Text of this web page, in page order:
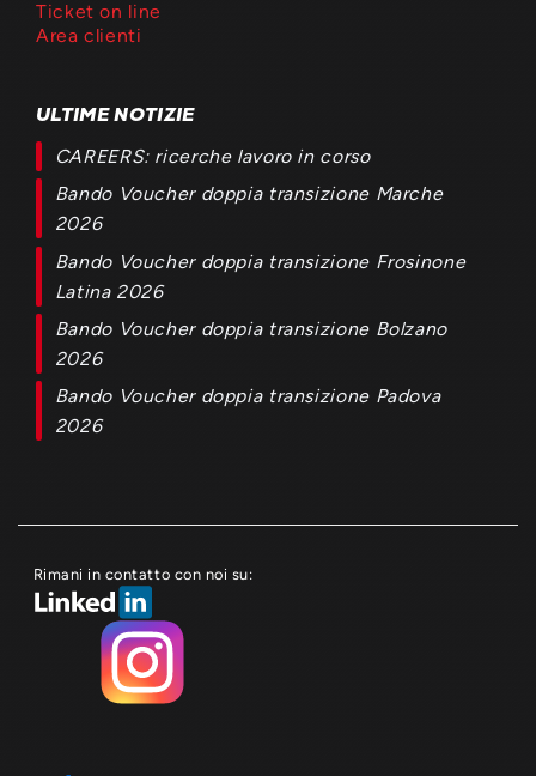
Ticket on line
Area clienti
ULTIME NOTIZIE
CAREERS: ricerche lavoro in corso
Bando Voucher doppia transizione Marche
2026
Bando Voucher doppia transizione Frosinone
Latina 2026
Bando Voucher doppia transizione Bolzano
2026
Bando Voucher doppia transizione Padova
2026
Rimani in contatto con noi su: